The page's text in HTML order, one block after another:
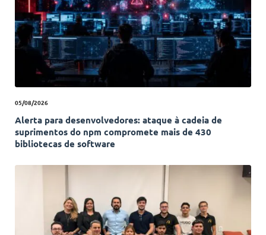
05/08/2026
Alerta para desenvolvedores: ataque à cadeia de
suprimentos do npm compromete mais de 430
bibliotecas de software